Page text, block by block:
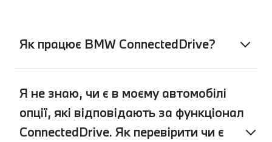
Як працює BMW ConnectedDrive?
Я не знаю, чи є в моєму автомобілі
опції, які відповідають за функціонал
ConnectedDrive. Як перевірити чи є